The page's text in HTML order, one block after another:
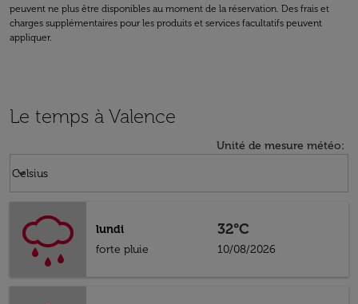
peuvent ne plus être disponibles au moment de la réservation. Des frais et
charges supplémentaires pour les produits et services facultatifs peuvent
appliquer.
Le temps à Valence
Unité de mesure météo:
Celsius
keyboard_arrow_down
lundi
forte pluie
32°C
10/08/2026